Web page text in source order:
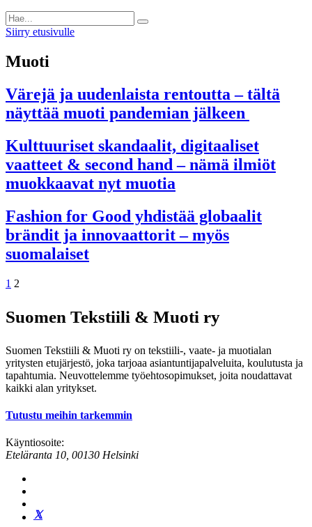
Siirry etusivulle
Muoti
Värejä ja uudenlaista rentoutta – tältä
näyttää muoti pandemian jälkeen
Kulttuuriset skandaalit, digitaaliset
vaatteet & second hand – nämä ilmiöt
muokkaavat nyt muotia
Fashion for Good yhdistää globaalit
brändit ja innovaattorit – myös
suomalaiset
Artikkelien
1 2
Suomen Tekstiili & Muoti ry
Suomen Tekstiili & Muoti ry on tekstiili-, vaate- ja muotialan
yritysten etujärjestö, joka tarjoaa asiantuntijapalveluita, koulutusta ja
tapahtumia. Neuvottelemme työehtosopimukset, joita noudattavat
kaikki alan yritykset.
Tutustu meihin tarkemmin
Käyntiosoite:
Eteläranta 10, 00130 Helsinki